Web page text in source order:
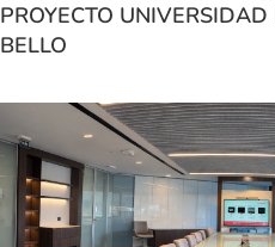
PROYECTO
BELLO